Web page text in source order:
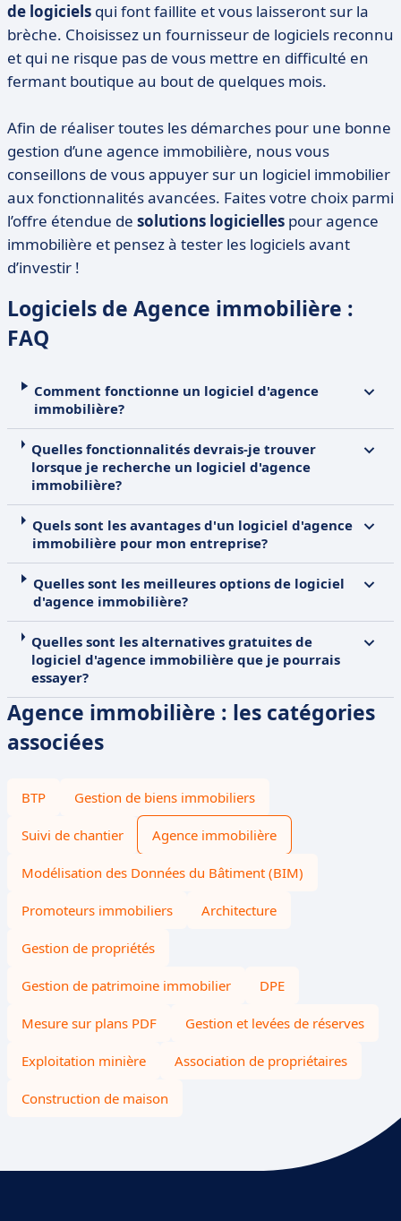
de logiciels qui font faillite et vous laisseront sur la
brèche. Choisissez un fournisseur de logiciels reconnu
et qui ne risque pas de vous mettre en difficulté en
fermant boutique au bout de quelques mois.
Afin de réaliser toutes les démarches pour une bonne
gestion d’une agence immobilière, nous vous
conseillons de vous appuyer sur un logiciel immobilier
aux fonctionnalités avancées. Faites votre choix parmi
l’offre étendue de solutions logicielles pour agence
immobilière et pensez à tester les logiciels avant
d’investir !
Logiciels de Agence immobilière :
FAQ
Comment fonctionne un logiciel d'agence
immobilière?
Quelles fonctionnalités devrais-je trouver
lorsque je recherche un logiciel d'agence
immobilière?
Quels sont les avantages d'un logiciel d'agence
immobilière pour mon entreprise?
Quelles sont les meilleures options de logiciel
d'agence immobilière?
Quelles sont les alternatives gratuites de
logiciel d'agence immobilière que je pourrais
essayer?
Agence immobilière : les catégories
associées
BTP Gestion de biens immobiliers
Suivi de chantier Agence immobilière
Modélisation des Données du Bâtiment (BIM)
Promoteurs immobiliers Architecture
Gestion de propriétés
Gestion de patrimoine immobilier DPE
Mesure sur plans PDF Gestion et levées de réserves
Exploitation minière Association de propriétaires
Construction de maison